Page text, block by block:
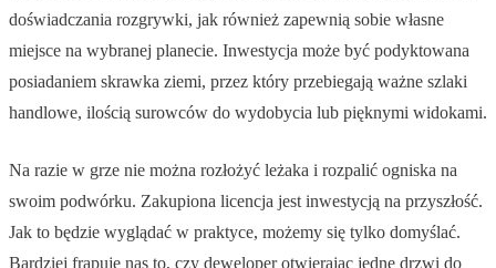
doświadczania rozgrywki, jak również zapewnią sobie własne
miejsce na wybranej planecie. Inwestycja może być podyktowana
posiadaniem skrawka ziemi, przez który przebiegają ważne szlaki
handlowe, ilością surowców do wydobycia lub pięknymi widokami.
Na razie w grze nie można rozłożyć leżaka i rozpalić ogniska na
swoim podwórku. Zakupiona licencja jest inwestycją na przyszłość.
Jak to będzie wyglądać w praktyce, możemy się tylko domyślać.
Bardziej frapuje nas to, czy deweloper otwierając jedne drzwi do